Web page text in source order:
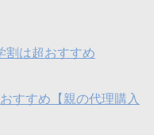
すすめ【親の代理購入